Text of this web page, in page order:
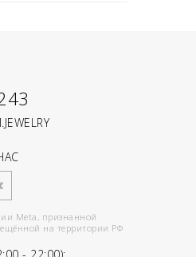
Meta, признанной
на территории РФ